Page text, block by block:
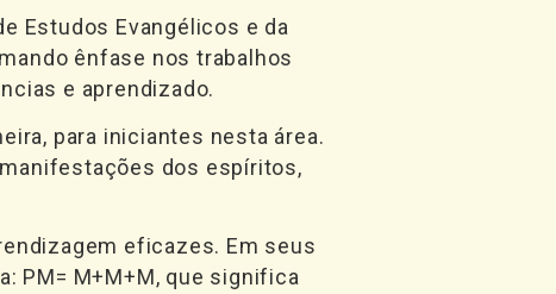
Estudos Evangélicos e da
ênfase nos trabalhos
e aprendizado.
para iniciantes nesta área.
dos espíritos,
eficazes. Em seus
PM= M+M+M, que significa